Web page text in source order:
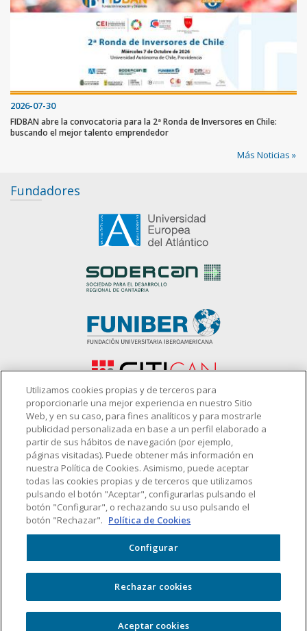
2026-07-30
FIDBAN abre la convocatoria para la 2ª Ronda de Inversores en Chile:
buscando el mejor talento emprendedor
Más Noticias »
Fundadores
Patronato
. Todos los derechos reservados. |
Utilizamos cookies propias y de terceros para
proporcionarle una mejor experiencia en nuestro Sitio
Web, y en su caso, para fines analíticos y para mostrarle
publicidad personalizada en base a un perfil elaborado a
partir de sus hábitos de navegación (por ejemplo,
páginas visitadas). Puede obtener más información en
nuestra Política de Cookies. Asimismo, puede aceptar
todas las cookies propias y de terceros que utilizamos
pulsando el botón "Aceptar", configurarlas pulsando el
botón "Configurar", o rechazando su uso pulsando el
botón "Rechazar". Política de Cookies
Configurar
Rechazar cookies
Aceptar cookies